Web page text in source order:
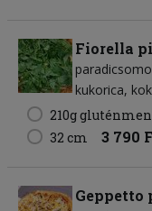
Fiorella
kukorica
210g
32 cm 3 790
Geppetto